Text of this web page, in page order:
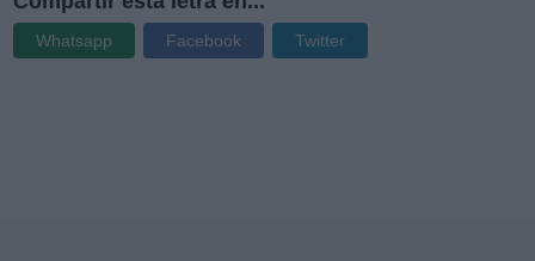
Whatsapp Facebook Twitter